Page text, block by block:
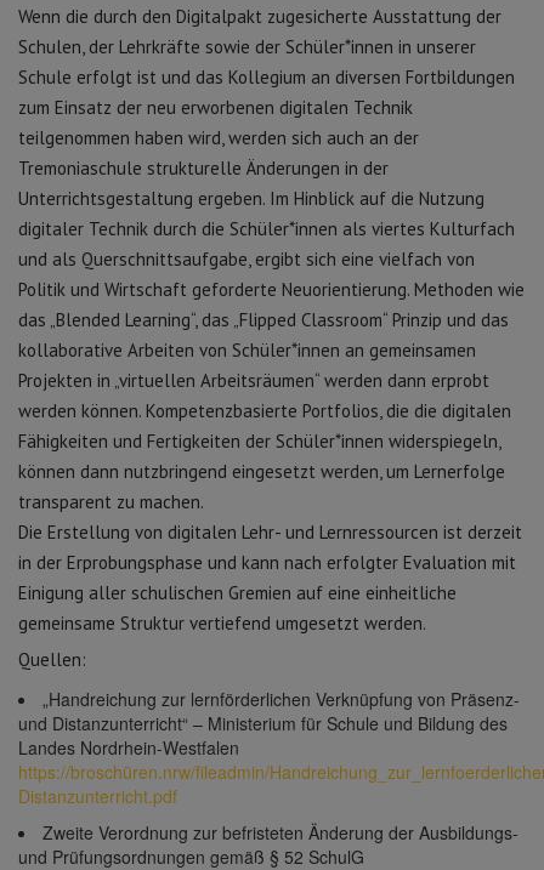
Wenn die durch den Digitalpakt zugesicherte Ausstattung der
Schulen, der Lehrkräfte sowie der Schüler*innen in unserer
Schule erfolgt ist und das Kollegium an diversen Fortbildungen
zum Einsatz der neu erworbenen digitalen Technik
teilgenommen haben wird, werden sich auch an der
Tremoniaschule strukturelle Änderungen in der
Unterrichtsgestaltung ergeben. Im Hinblick auf die Nutzung
digitaler Technik durch die Schüler*innen als viertes Kulturfach
und als Querschnittsaufgabe, ergibt sich eine vielfach von
Politik und Wirtschaft geforderte Neuorientierung. Methoden wie
das „Blended Learning“, das „Flipped Classroom“ Prinzip und das
kollaborative Arbeiten von Schüler*innen an gemeinsamen
Projekten in „virtuellen Arbeitsräumen“ werden dann erprobt
werden können. Kompetenzbasierte Portfolios, die die digitalen
Fähigkeiten und Fertigkeiten der Schüler*innen widerspiegeln,
können dann nutzbringend eingesetzt werden, um Lernerfolge
transparent zu machen.
Die Erstellung von digitalen Lehr- und Lernressourcen ist derzeit
in der Erprobungsphase und kann nach erfolgter Evaluation mit
Einigung aller schulischen Gremien auf eine einheitliche
gemeinsame Struktur vertiefend umgesetzt werden.
Quellen:
„Handreichung zur lernförderlichen Verknüpfung von Präsenz-
und Distanzunterricht“ – Ministerium für Schule und Bildung des
Landes Nordrhein-Westfalen
https://broschüren.nrw/fileadmin/
Distanzunterricht.pdf
Zweite Verordnung zur befristeten Änderung der Ausbildungs-
und Prüfungsordnungen gemäß § 52 SchulG